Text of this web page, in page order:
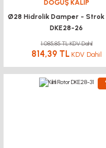
DOĞUŞ KALIP
Ø28 Hidrolik Damper - Strok
DKE28-26
1.085,85 TL KDV Dahil
814,39 TL KDV Dahil